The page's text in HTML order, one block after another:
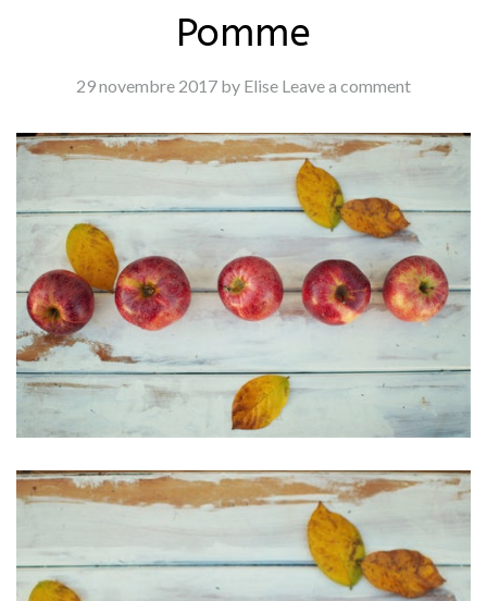
Pomme
29 novembre 2017 by Elise Leave a comment